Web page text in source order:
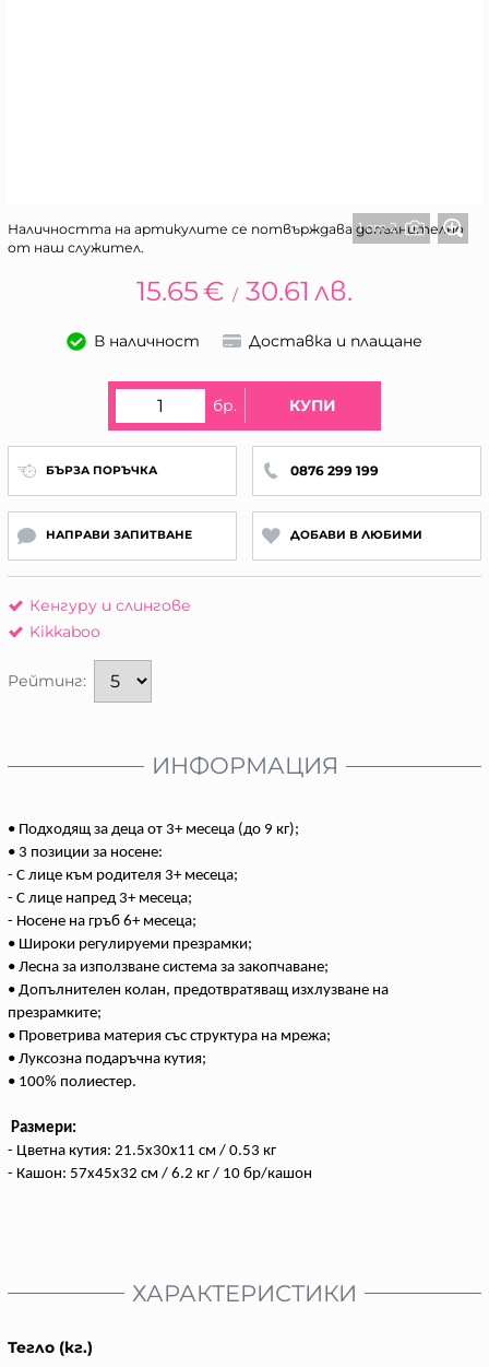
1 от 2
Наличността на артикулите се потвърждава допълнително
от наш служител.
15.65€ / 30.61 лв.
В наличност Доставка и плащане
бр. КУПИ
БЪРЗА ПОРЪЧКА 0876 299 199
НАПРАВИ ЗАПИТВАНЕ ДОБАВИ В ЛЮБИМИ
Кенгуру и слингове
Kikkaboo
Рейтинг:
ИНФОРМАЦИЯ
• Подходящ за деца от 3+ месеца (до 9 кг);
• 3 позиции за носене:
- С лице към родителя 3+ месеца;
- С лице напред 3+ месеца;
- Носене на гръб 6+ месеца;
• Широки регулируеми презрамки;
• Лесна за използване система за закопчаване;
• Допълнителен колан, предотвратяващ изхлузване на
презрамките;
• Проветрива материя със структура на мрежа;
• Луксозна подаръчна кутия;
• 100% полиестер.
Размери:
- Цветна кутия: 21.5х30x11 см / 0.53 кг
- Кашон: 57x45x32 см / 6.2 кг / 10 бр/кашон
ХАРАКТЕРИСТИКИ
Тегло (кг.)